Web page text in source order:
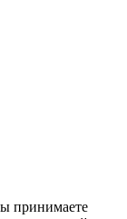
принимаете